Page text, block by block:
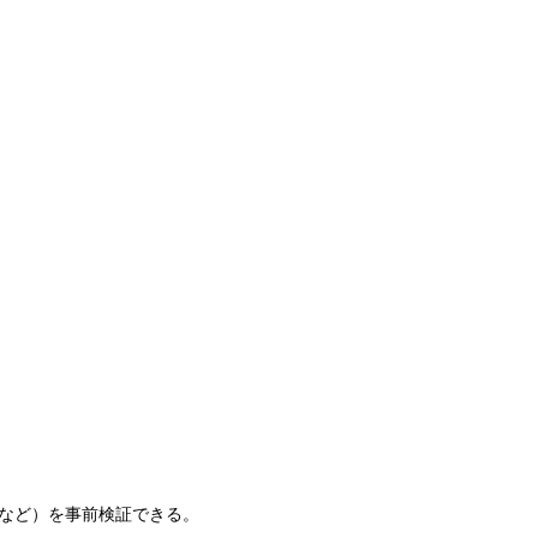
）を事前検証できる。